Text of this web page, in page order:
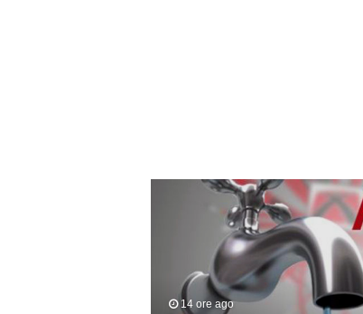
14 ore ago